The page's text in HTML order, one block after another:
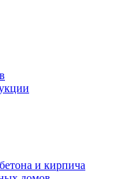
и кирпича